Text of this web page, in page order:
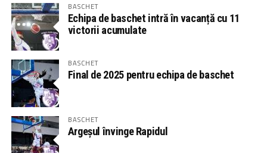
BASCHET
Echipa de baschet intră în vacanță cu 11
victorii acumulate
BASCHET
Final de 2025 pentru echipa de baschet
BASCHET
Argeșul învinge Rapidul